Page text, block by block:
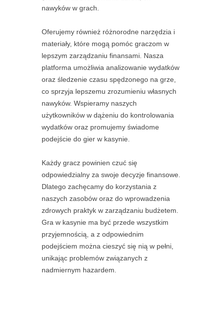
nawyków w grach.
Oferujemy również różnorodne narzędzia i
materiały, które mogą pomóc graczom w
lepszym zarządzaniu finansami. Nasza
platforma umożliwia analizowanie wydatków
oraz śledzenie czasu spędzonego na grze,
co sprzyja lepszemu zrozumieniu własnych
nawyków. Wspieramy naszych
użytkowników w dążeniu do kontrolowania
wydatków oraz promujemy świadome
podejście do gier w kasynie.
Każdy gracz powinien czuć się
odpowiedzialny za swoje decyzje finansowe.
Dlatego zachęcamy do korzystania z
naszych zasobów oraz do wprowadzenia
zdrowych praktyk w zarządzaniu budżetem.
Gra w kasynie ma być przede wszystkim
przyjemnością, a z odpowiednim
podejściem można cieszyć się nią w pełni,
unikając problemów związanych z
nadmiernym hazardem.